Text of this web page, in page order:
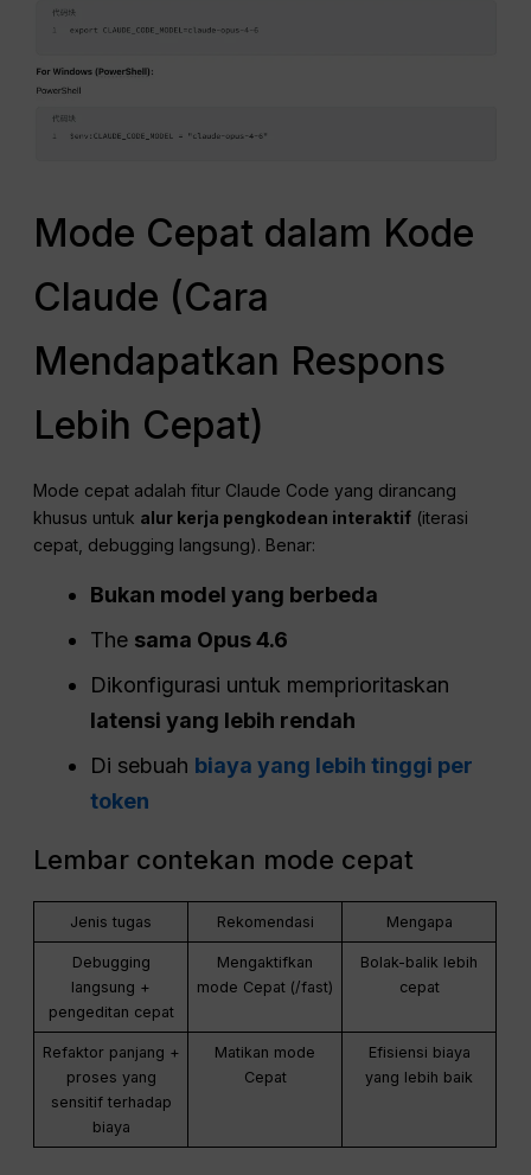
Mode Cepat dalam Kode
Claude (Cara
Mendapatkan Respons
Lebih Cepat)
Mode cepat adalah fitur Claude Code yang dirancang
khusus untuk alur kerja pengkodean interaktif (iterasi
cepat, debugging langsung). Benar:
Bukan model yang berbeda
The sama Opus4.6
Dikonfigurasi untuk memprioritaskan
latensi yang lebih rendah
Di sebuah biaya yang lebih tinggi per
token
Lembar contekan mode cepat
Jenis tugas Rekomendasi Mengapa
Debugging
langsung +
pengeditan cepat
Mengaktifkan
mode Cepat (/fast)
Bolak-balik lebih
cepat
Refaktor panjang +
proses yang
sensitif terhadap
biaya
Matikan mode
Cepat
Efisiensi biaya
yang lebih baik